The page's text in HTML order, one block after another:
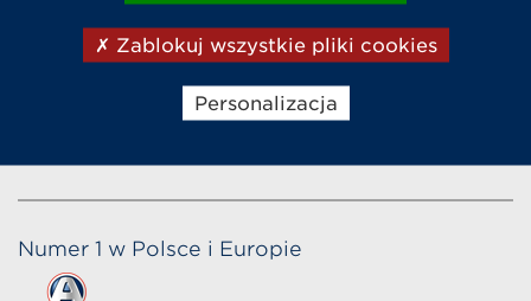
Numer 1 w Polsce i Europie
Zablokuj wszystkie pliki cookies
Personalizacja